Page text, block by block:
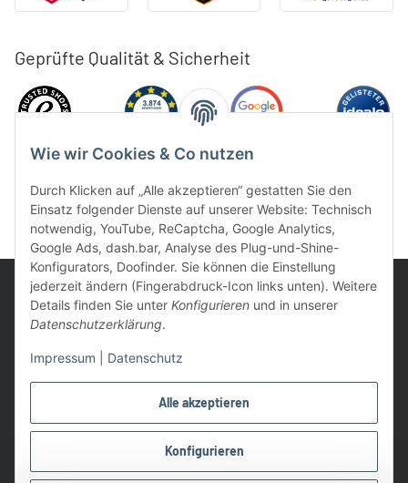
Alle akzeptieren
Konfigurieren
Wie wir Cookies & Co nutzen
Durch Klicken auf „Alle akzeptieren“ gestatten Sie den
Einsatz folgender Dienste auf unserer Website: Technisch
notwendig, YouTube, ReCaptcha, Google Analytics,
Google Ads, dash.bar, Analyse des Plug-und-Shine-
Konfigurators, Doofinder. Sie können die Einstellung
jederzeit ändern (Fingerabdruck-Icon links unten). Weitere
Details finden Sie unter Konfigurieren und in unserer
Datenschutzerklärung.
Impressum Datenschutz
Geprüfte Qualität & Sicherheit
UVP: Ist die unverbindliche Preisempfehlung des Herstellers für
* Gratis Versand ab 99 € innerhalb Deutschlands
getroffen, um sicherzustellen, dass es es sich um echte